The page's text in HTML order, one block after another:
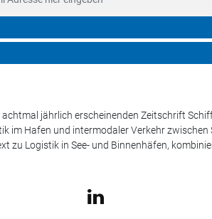
jährlich erscheinenden Zeitschrift
Hafen und intermodaler Verkehr zwischen
zu Logistik in See- und Binnenhäfen,